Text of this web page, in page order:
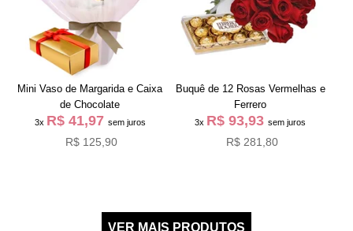
Mini Vaso de Margarida e Caixa
de Chocolate
3x R$ 41,97 sem juros
R$ 125,90
Buquê de 12 Rosas Vermelhas e
Ferrero
3x R$ 93,93sem juros
R$ 281,80